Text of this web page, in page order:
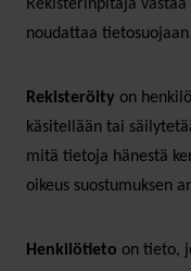
Rekisterinpitäjä
noudattaa
Rekisteröity on
käsitellään tai
mitä tietoja hänestä
oikeus suostumuksen
Henkilötieto on tieto,